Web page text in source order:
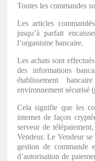
Toutes les commandes
Les articles
jusqu’à parfait
l’organisme bancaire.
Les achats sont
des informations
établissement
environnement sécurisé
Cela signifie que les
internet de façon
serveur de
Vendeur. Le Vendeur
gestion de commande
d’autorisation de